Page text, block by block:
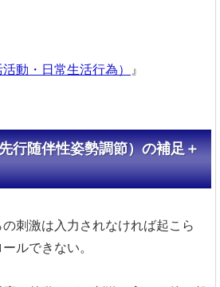
動・日常生活行為） 』
行随伴性姿勢調節）の補足＋
刺激は入力されなければ起こら
ルできない。